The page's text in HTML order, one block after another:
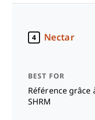
4 Nectar
Référence grâce
SHRM